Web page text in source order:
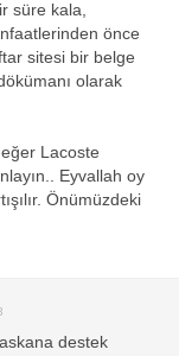
süre kala,
önce
sitesi bir belge
olarak
Lacoste
Eyvallah oy
Önümüzdeki
destek